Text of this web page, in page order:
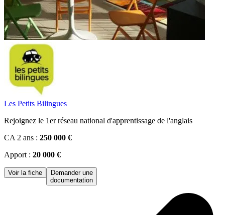
Les Petits Bilingues
Rejoignez le 1er réseau national d'apprentissage de l'anglais
CA 2 ans : 250 000 €
Apport : 20 000 €
Voir la fiche
Demander une
documentation